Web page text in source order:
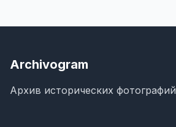
Archivogram
Архив исторических фотографий